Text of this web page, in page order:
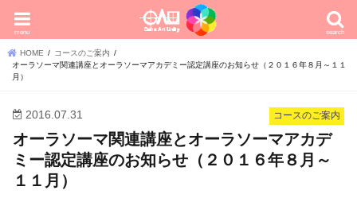
search
menu
HOME
コースのご案内
オーラソーマ関連講座とオーラソーマアカデミー認定講座のお知らせ（２０１６年８月～１１
月）
コースのご案内
2016.07.31
オーラソーマ関連講座とオーラソーマアカデ
ミー認定講座のお知らせ（２０１６年８月～
１１月）